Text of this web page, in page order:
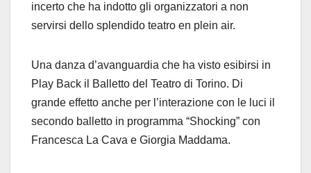
incerto che ha indotto gli organizzatori a non
servirsi dello splendido teatro en plein air.
Una danza d’avanguardia che ha visto esibirsi in
Play Back il Balletto del Teatro di Torino. Di
grande effetto anche per l’interazione con le luci il
secondo balletto in programma “Shocking” con
Francesca La Cava e Giorgia Maddama.